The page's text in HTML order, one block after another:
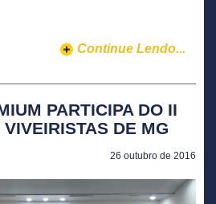
Continue Lendo...
PARTICIPA DO II
DE MG
26 outubro de 2016